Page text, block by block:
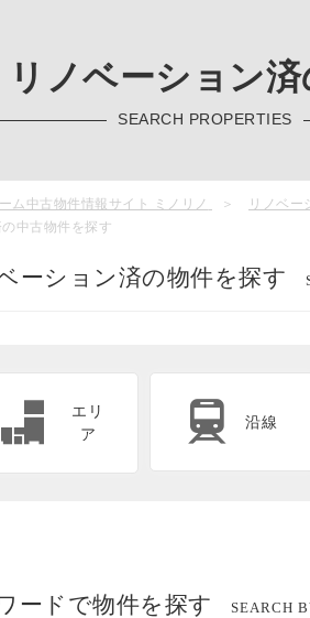
リノベーション
SEARCH PROPERTIES
ム中古物件情報サイト ミノリノ
リノベー
中古物件を探す
ーション済の物件を探す
エリ
ア
沿線
ードで物件を探す SEARCH